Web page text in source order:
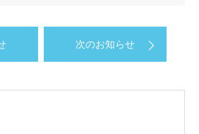
次のお知らせ